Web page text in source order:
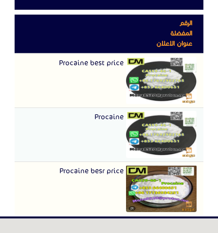
الرقم
المفضلة
عنوان الاعلان
Procaine best price
Procaine
Procaine besr price